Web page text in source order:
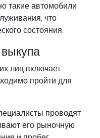
такие автомобили
что
состояния.
лиц включает
пройти для
проводят
его рыночную